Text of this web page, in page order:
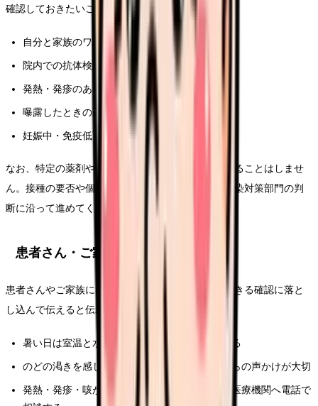
確認しておきたいことの例です。
自分と家族のワクチン接種歴
院内での抗体検査・記録の扱い
発熱・発疹のある患者さんの動線
曝露したときの勤務可否のルール
妊娠中・免疫低下の方への配慮
なお、特定の薬剤やワクチンの効果をここで断定することはしませ
ん。接種の要否や個別の対応は、医師や産業医、感染対策部門の判
断に沿って進めてください。
患者さん・ご家族への説明ポイント
患者さんやご家族には、不安をあおらず、家でもできる確認に落と
し込んで伝えると伝わりやすくなります。
暑い日は室温と水分を「時間を決めて」確認する
のどの渇きを感じにくい高齢者ほど、まわりからの声かけが大切
発熱・発疹・咳があるときは、受診前に施設や医療機関へ電話で